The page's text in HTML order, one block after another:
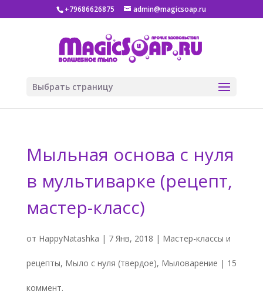
+79686626875 admin@magicsoap.ru
Выбрать страницу
Мыльная основа с нуля
в мультиварке (рецепт,
мастер-класс)
от HappyNatashka | 7 Янв, 2018 | Мастер-классы и
рецепты, Мыло с нуля (твердое), Мыловарение | 15
коммент.